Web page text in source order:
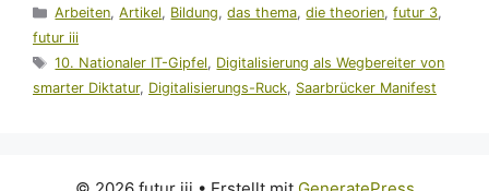
Kategorien
Arbeiten,Artikel, Bildung,das thema,die theorien,futur 3,
futur iii
Schlagwörter
10. Nationaler IT-Gipfel, Digitalisierung als Wegbereiter von
smarter Diktatur, Digitalisierungs-Ruck, Saarbrücker Manifest